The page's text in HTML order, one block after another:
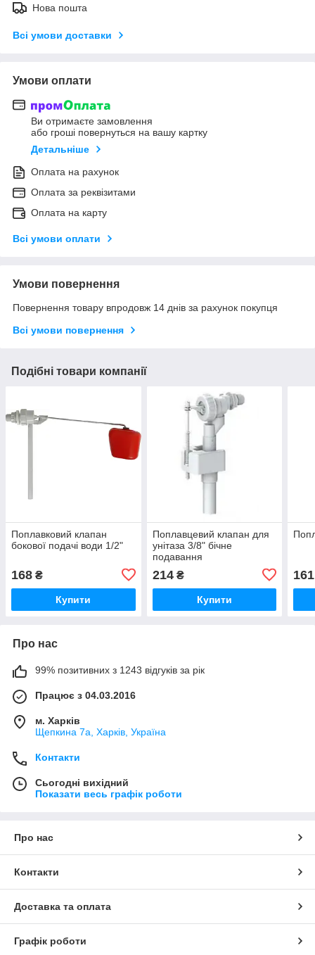
Нова пошта
Всі умови доставки
Умови оплати
Ви отримаєте замовлення
або гроші повернуться на вашу картку
Детальніше
Оплата на рахунок
Оплата за реквізитами
Оплата на карту
Всі умови оплати
Умови повернення
Повернення товару впродовж 14 днів за рахунок покупця
Всі умови повернення
Подібні товари компанії
Поплавковий клапан
бокової подачі води 1/2"
168 ₴
Купити
Поплавцевий клапан для
унітаза 3/8" бічне
подавання
214₴
Купити
161
Про нас
99% позитивних з 1243 відгуків за рік
Працює з 04.03.2016
м. Харків
Щепкина 7а, Харків, Україна
Контакти
Сьогодні вихідний
Показати весь графік роботи
Про нас
Контакти
Доставка та оплата
Графік роботи